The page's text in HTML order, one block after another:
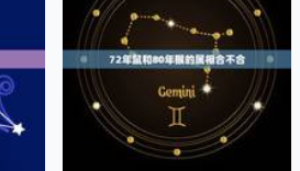
、相处融洽、容易沟通、互相生
互有刑克。